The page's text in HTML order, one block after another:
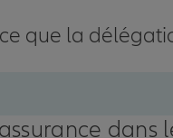
que la
dans